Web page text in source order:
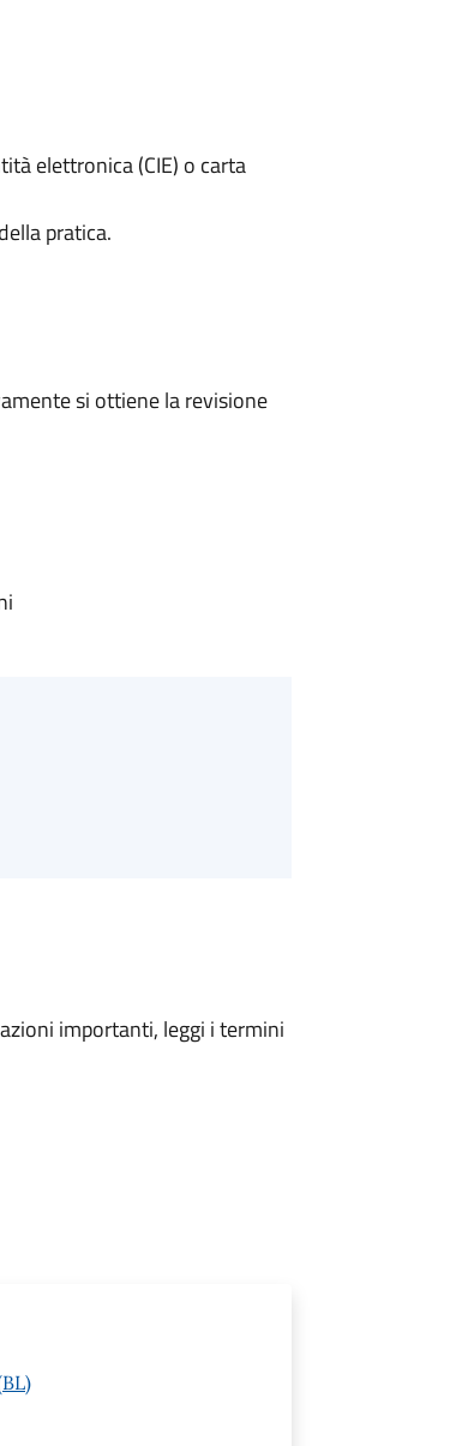
elettronica (CIE) o carta
pratica.
si ottiene la revisione
importanti, leggi i termini